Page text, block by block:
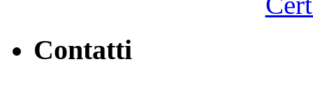
Contatti